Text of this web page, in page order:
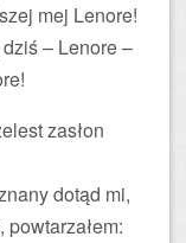
mej Lenore!
– Lenore –
zasłon
dotąd mi,